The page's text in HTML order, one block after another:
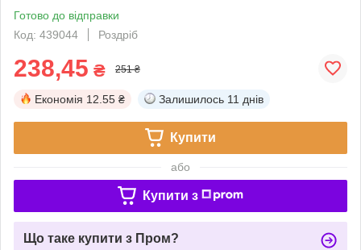
Готово до відправки
Код: 439044
Роздріб
238,45 ₴ 251 ₴
Економія 12.55 ₴ Залишилось 11 днів
Купити
або
Купити з
Що таке купити з Пром?